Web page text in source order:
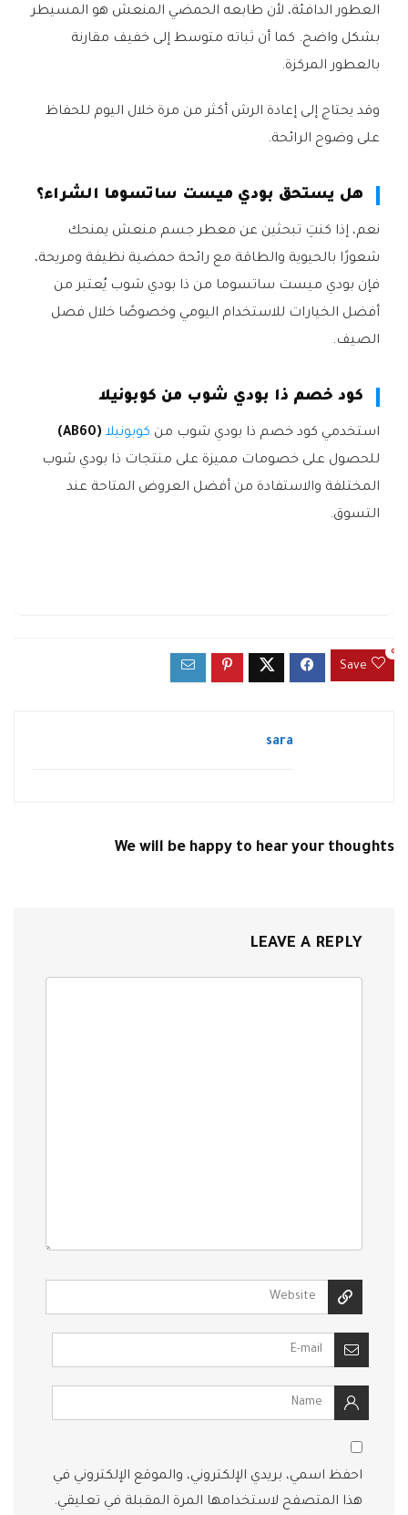
العطور الدافئة، لأن طابعه الحمضي المنعش هو المسيطر
بشكل واضح. كما أن ثباته متوسط إلى خفيف مقارنة
بالعطور المركزة.
وقد يحتاج إلى إعادة الرش أكثر من مرة خلال اليوم للحفاظ
على وضوح الرائحة.
هل يستحق بودي ميست ساتسوما الشراء؟
نعم، إذا كنتِ تبحثين عن معطر جسم منعش يمنحك
شعورًا بالحيوية والطاقة مع رائحة حمضية نظيفة ومريحة،
فإن بودي ميست ساتسوما من ذا بودي شوب يُعتبر من
أفضل الخيارات للاستخدام اليومي وخصوصًا خلال فصل
الصيف.
كود خصم ذا بودي شوب من كوبونيلا
استخدمي كود خصم ذا بودي شوب من كوبونيلا (AB60)
للحصول على خصومات مميزة على منتجات ذا بودي شوب
المختلفة والاستفادة من أفضل العروض المتاحة عند
التسوق.
Save
0
sara
We will be happy to hear your thoughts
LEAVE A REPLY
احفظ اسمي، بريدي الإلكتروني، والموقع الإلكتروني في
هذا المتصفح لاستخدامها المرة المقبلة في تعليقي.